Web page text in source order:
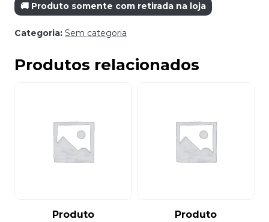
🚚 Produto somente com retirada na loja
Categoria: Sem categoria
Produtos relacionados
Produto Produto